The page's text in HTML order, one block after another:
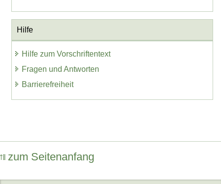
Hilfe
Hilfe zum Vorschriftentext
Fragen und Antworten
Barrierefreiheit
zum Seitenanfang